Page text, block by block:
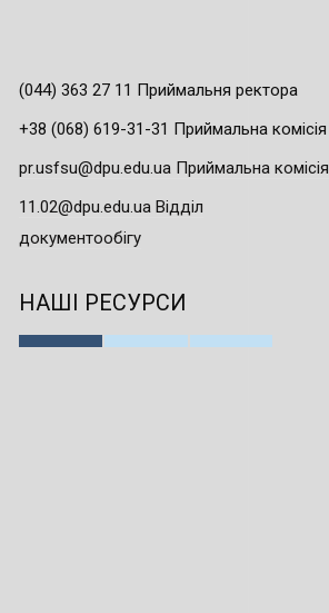
(044) 363 27 11 Приймальня ректора
+38 (068) 619-31-31 Приймальна комісія
pr.usfsu@dpu.edu.ua Приймальна комісія
11.02@dpu.edu.ua Відділ
документообігу
НАШІ РЕСУРСИ